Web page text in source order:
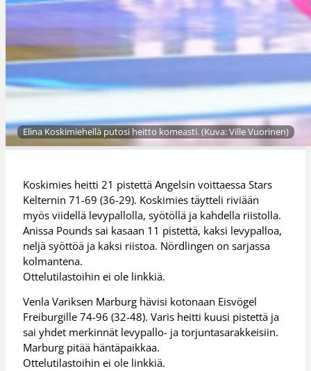
Elina Koskimiehellä putosi heitto komeasti. (Kuva: Ville Vuorinen)
Koskimies heitti 21 pistettä Angelsin voittaessa Stars
Kelternin 71-69 (36-29). Koskimies täytteli riviään
myös viidellä levypallolla, syötöllä ja kahdella riistolla.
Anissa Pounds sai kasaan 11 pistettä, kaksi levypalloa,
neljä syöttöä ja kaksi riistoa. Nördlingen on sarjassa
kolmantena.
Ottelutilastoihin ei ole linkkiä.
Venla Variksen Marburg hävisi kotonaan Eisvögel
Freiburgille 74-96 (32-48). Varis heitti kuusi pistettä ja
sai yhdet merkinnät levypallo- ja torjuntasarakkeisiin.
Marburg pitää häntäpaikkaa.
Ottelutilastoihin ei ole linkkiä.